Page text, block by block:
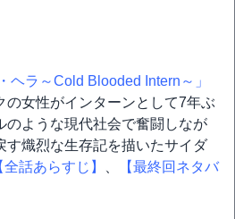
ヘラ～Cold Blooded Intern～」
の女性がインターンとして7年ぶ
のような現代社会で奮闘しなが
す熾烈な生存記を描いたサイダ
全話あらすじ】
【最終回ネタバ